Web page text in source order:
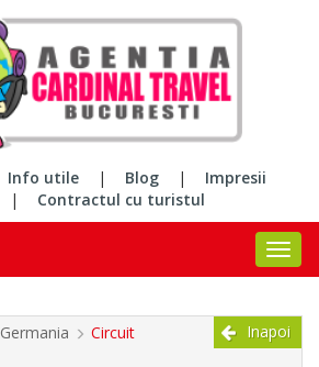
Info utile | Blog |
Impresii
| Contractul cu turistul
Germania
Circuit
Inapoi